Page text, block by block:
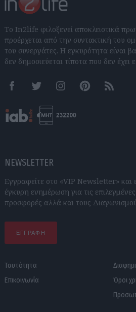
Το In2life φιλοξενεί αποκλειστικά
προέρχεται από την συντακτική του
του συνεργάτες. Η εγκυρότητα είναι
δεν δημοσιεύεται τίποτα που δεν έχει
FacebookTwitter InstagramPinterestRSS feeds
NEWSLETTER
Εγγραφείτε στο «VIP Newsletter» και
έγκυρη ενημέρωση για τις επιλεγμένες
προσφορές αλλά και τους
ΕΓΓΡΑΦΗ
Ταυτότητα
Επικοινωνία
Όροι